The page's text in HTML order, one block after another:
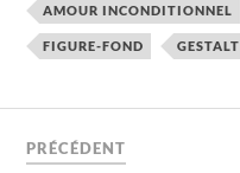
AMOUR INCONDITIONNEL
FIGURE-FOND GESTALT
PRÉCÉDENT